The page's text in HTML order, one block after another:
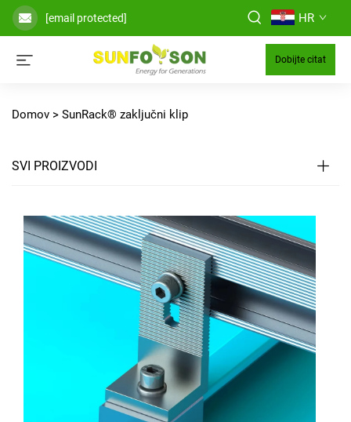
[email protected] HR
Dobijte citat
Domov > SunRack® zaključni klip
SVI PROIZVODI